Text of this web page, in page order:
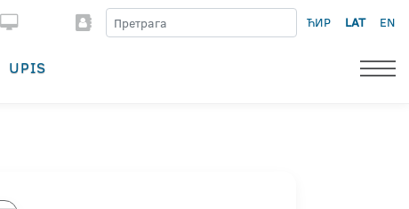
ЋИР LAT EN
UPIS